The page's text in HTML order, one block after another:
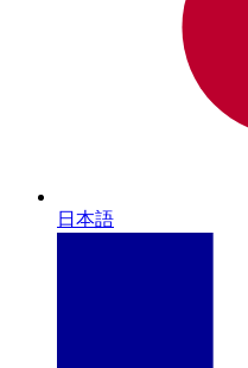
日本語